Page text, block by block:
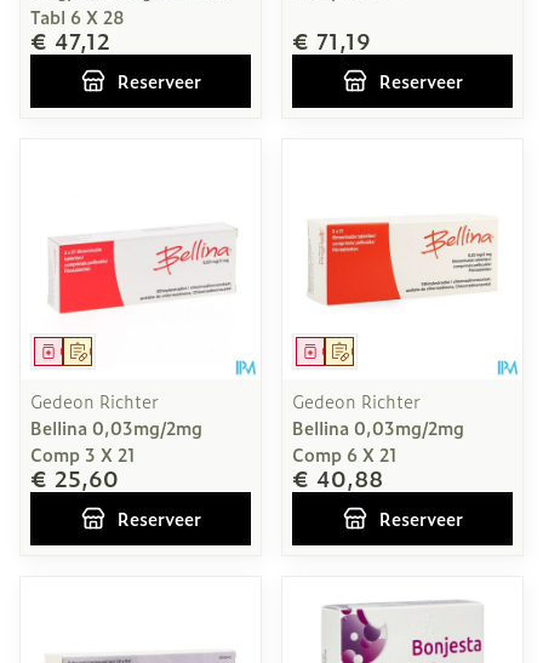
Tabl 6 X 28
€ 47,12
Reserveer
€ 71,19
Reserveer
Op voorschrift
Geneesmiddel
Gedeon Richter
Bellina 0,03mg/2mg
Comp 3 X 21
€ 25,60
Reserveer
Op voorschrift
Geneesmiddel
Gedeon Richter
Bellina 0,03mg/2mg
Comp 6 X 21
€ 40,88
Reserveer